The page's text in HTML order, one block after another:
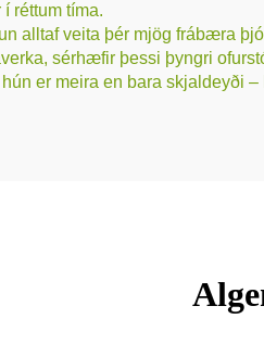
réttum tíma.
alltaf veita þér mjög frábæra
sérhæfir þessi þyngri
er meira en bara skjaldeyði